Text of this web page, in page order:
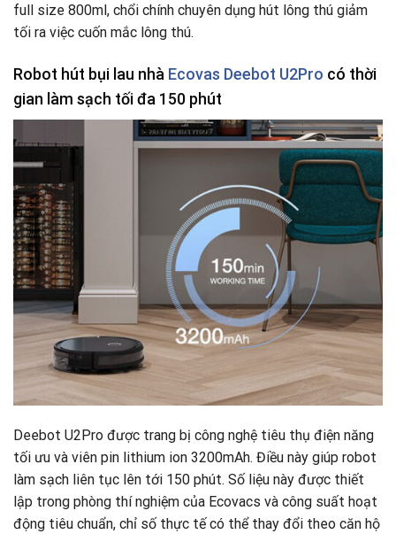
full size 800ml, chổi chính chuyên dụng hút lông thú giảm
tối ra việc cuốn mắc lông thú.
Robot hút bụi lau nhà Ecovas Deebot U2Pro có thời
gian làm sạch tối đa 150 phút
Deebot U2Pro được trang bị công nghệ tiêu thụ điện năng
tối ưu và viên pin lithium ion 3200mAh. Điều này giúp robot
làm sạch liên tục lên tới 150 phút. Số liệu này được thiết
lập trong phòng thí nghiệm của Ecovacs và công suất hoạt
động tiêu chuẩn, chỉ số thực tế có thể thay đổi theo căn hộ